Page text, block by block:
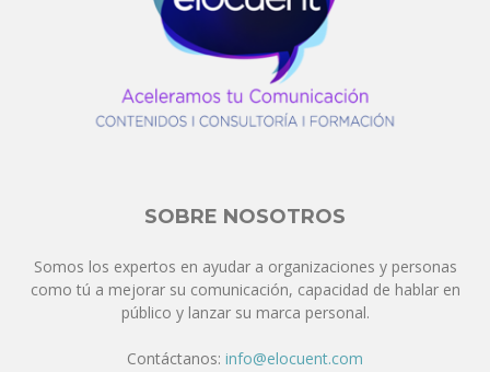
SOBRE NOSOTROS
Somos los expertos en ayudar a organizaciones y personas
como tú a mejorar su comunicación, capacidad de hablar en
público y lanzar su marca personal.
Contáctanos: info@elocuent.com